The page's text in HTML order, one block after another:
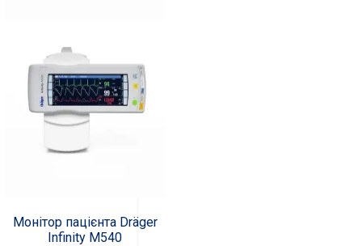
Монітор пацієнта Dräger
Infinity M540